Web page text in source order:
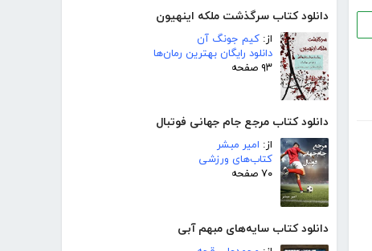
دانلود کتاب سرگذشت ملکه اینهیون
از: کیم جونگ آن
دانلود رایگان بهترین رمان‌ها
۹۳ صفحه
دانلود کتاب مرجع جام جهانی فوتبال
از: امیر مبشر
کتاب‌های ورزشی
۷۰ صفحه
دانلود کتاب سایه‌های مبهم آبی